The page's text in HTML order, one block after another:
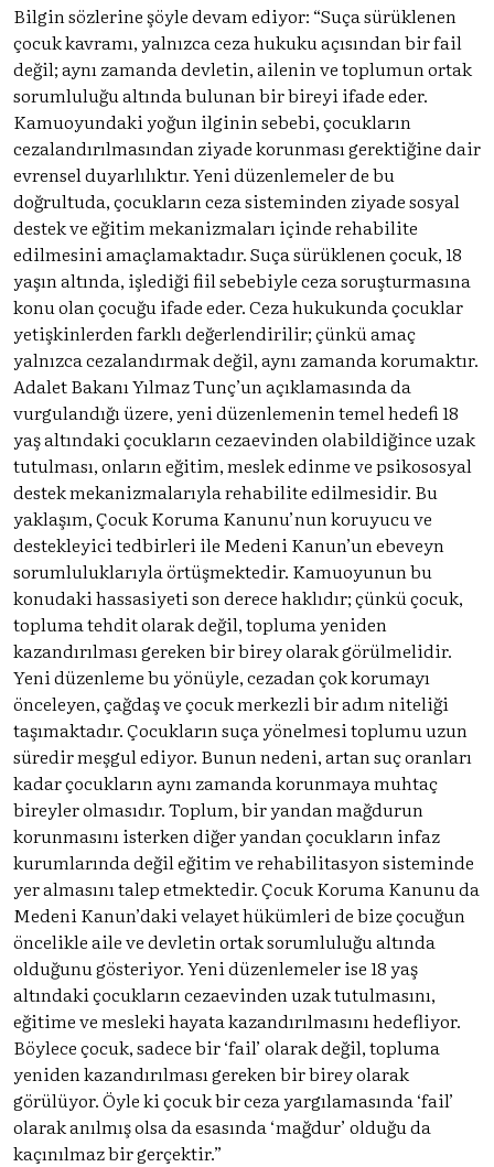
Bilgin sözlerine şöyle devam ediyor: “Suça sürüklenen
çocuk kavramı, yalnızca ceza hukuku açısından bir fail
değil; aynı zamanda devletin, ailenin ve toplumun ortak
sorumluluğu altında bulunan bir bireyi ifade eder.
Kamuoyundaki yoğun ilginin sebebi, çocukların
cezalandırılmasından ziyade korunması gerektiğine dair
evrensel duyarlılıktır. Yeni düzenlemeler de bu
doğrultuda, çocukların ceza sisteminden ziyade sosyal
destek ve eğitim mekanizmaları içinde rehabilite
edilmesini amaçlamaktadır. Suça sürüklenen çocuk, 18
yaşın altında, işlediği fiil sebebiyle ceza soruşturmasına
konu olan çocuğu ifade eder. Ceza hukukunda çocuklar
yetişkinlerden farklı değerlendirilir; çünkü amaç
yalnızca cezalandırmak değil, aynı zamanda korumaktır.
Adalet Bakanı Yılmaz Tunç’un açıklamasında da
vurgulandığı üzere, yeni düzenlemenin temel hedefi 18
yaş altındaki çocukların cezaevinden olabildiğince uzak
tutulması, onların eğitim, meslek edinme ve psikososyal
destek mekanizmalarıyla rehabilite edilmesidir. Bu
yaklaşım, Çocuk Koruma Kanunu’nun koruyucu ve
destekleyici tedbirleri ile Medeni Kanun’un ebeveyn
sorumluluklarıyla örtüşmektedir. Kamuoyunun bu
konudaki hassasiyeti son derece haklıdır; çünkü çocuk,
topluma tehdit olarak değil, topluma yeniden
kazandırılması gereken bir birey olarak görülmelidir.
Yeni düzenleme bu yönüyle, cezadan çok korumayı
önceleyen, çağdaş ve çocuk merkezli bir adım niteliği
taşımaktadır. Çocukların suça yönelmesi toplumu uzun
süredir meşgul ediyor. Bunun nedeni, artan suç oranları
kadar çocukların aynı zamanda korunmaya muhtaç
bireyler olmasıdır. Toplum, bir yandan mağdurun
korunmasını isterken diğer yandan çocukların infaz
kurumlarında değil eğitim ve rehabilitasyon sisteminde
yer almasını talep etmektedir. Çocuk Koruma Kanunu da
Medeni Kanun’daki velayet hükümleri de bize çocuğun
öncelikle aile ve devletin ortak sorumluluğu altında
olduğunu gösteriyor. Yeni düzenlemeler ise 18 yaş
altındaki çocukların cezaevinden uzak tutulmasını,
eğitime ve mesleki hayata kazandırılmasını hedefliyor.
Böylece çocuk, sadece bir ‘fail’ olarak değil, topluma
yeniden kazandırılması gereken bir birey olarak
görülüyor. Öyle ki çocuk bir ceza yargılamasında ‘fail’
olarak anılmış olsa da esasında ‘mağdur’ olduğu da
kaçınılmaz bir gerçektir.”